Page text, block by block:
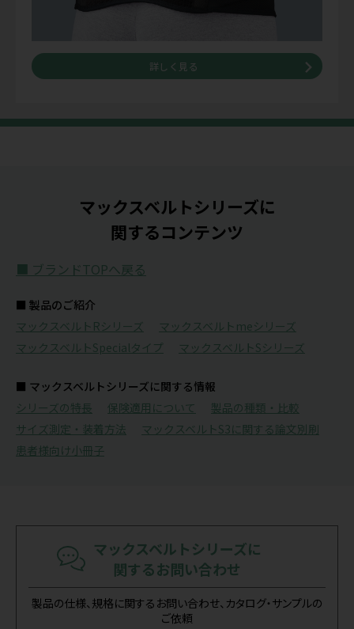
詳しく見る
マックスベルトシリーズに
関するコンテンツ
■ ブランドTOPへ戻る
■ 製品のご紹介
マックスベルトRシリーズ
マックスベルトmeシリーズ
マックスベルトSpecialタイプ
マックスベルトSシリーズ
■ マックスベルトシリーズに関する情報
シリーズの特長
保険適用について
製品の種類・比較
サイズ測定・装着方法
マックスベルトS3に関する論文別刷
患者様向け小冊子
マックスベルトシリーズに
関するお問い合わせ
製品の仕様、規格に関するお問い合わせ、カタログ・サンプルの
ご依頼